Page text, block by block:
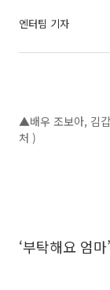
엔터팀 기자
▲배우 조보아, 김
처 )
‘부탁해요 엄